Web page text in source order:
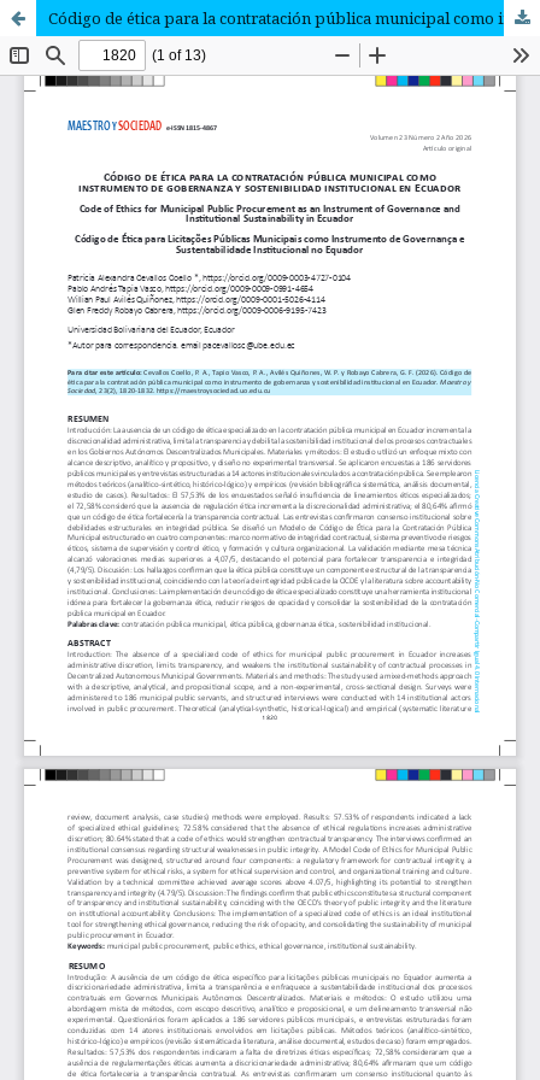
Código de ética para la contratación pública municipal como instrumento de gobernanza y sostenibilidad institucional en Ecuador